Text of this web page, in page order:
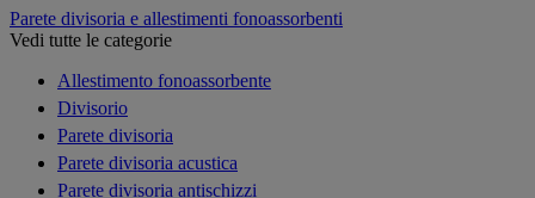
Parete divisoria e allestimenti fonoassorbenti
Vedi tutte le categorie
Allestimento fonoassorbente
Divisorio
Parete divisoria
Parete divisoria acustica
Parete divisoria antischizzi